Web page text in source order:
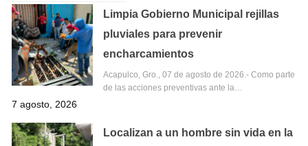
Limpia Gobierno Municipal rejillas
pluviales para prevenir
encharcamientos
Acapulco, Gro., 07 de agosto de 2026.- Como parte
de las acciones preventivas ante la…
7 agosto, 2026
Localizan a un hombre sin vida en la